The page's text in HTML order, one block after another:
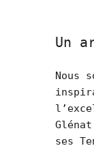
Un
Nous
ses